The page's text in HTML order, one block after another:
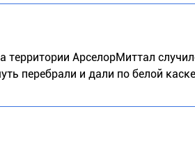
территории АрселорМиттал
перебрали и дали по белой